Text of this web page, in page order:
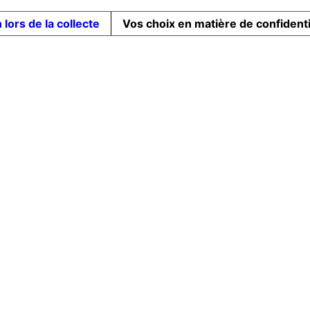
lors de la collecte Vos choix en matière de